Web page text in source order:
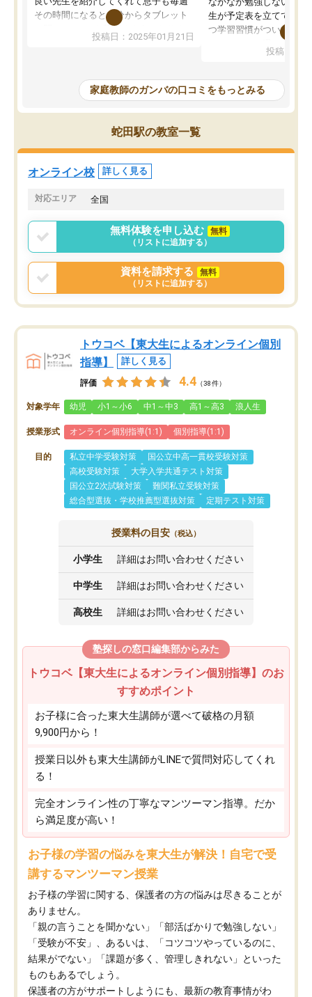
その時間になると自分からタブレット
を開いてzoomを繋げるようになりまし
た！5科目なんでもOKなのもとても気
めて1年ほどだった今では平均点以上の
科目が増えてきました！あと1年受験ま
であるので無料の週末教室を使用しな
がら頑張って欲しいと思います！
投稿日：2025年01月21日
生が予定表を立ててくれ
つ学習習慣がついてきま
指導が無い日も予定表
問できるのでとても助か
投稿日：
家庭教師のガンバの口コミをもっとみる
蛇田駅の教室一覧
オンライン校 詳しく見る
対応エリア 全国
無料体験を申し込む
無料
（リストに追加する）
資料を請求する
無料
（リストに追加する）
トウコベ【東大生によるオンライン個別
指導】
詳しく見る
評価 4.4 （38件）
対象学年 幼児 小1～小6 中1～中3 高1～高3 浪人生
授業形式 オンライン個別指導(1:1) 個別指導(1:1)
目的 私立中学受験対策
国公立中高一貫校受験対策
高校受験対策
大学入学共通テスト対策
国公立2次試験対策
難関私立受験対策
総合型選抜・学校推薦型選抜対策
定期テスト対策
授業料の目安 （税込）
小学生 詳細はお問い合わせください
中学生 詳細はお問い合わせください
高校生 詳細はお問い合わせください
塾探しの窓口編集部からみた
トウコベ【東大生によるオンライン個別指導】のお
すすめポイント
お子様に合った東大生講師が選べて破格の月額
9,900円から！
授業日以外も東大生講師がLINEで質問対応してくれ
る！
完全オンライン性の丁寧なマンツーマン指導。だか
ら満足度が高い！
お子様の学習の悩みを東大生が解決！自宅で受
講するマンツーマン授業
お子様の学習に関する、保護者の方の悩みは尽きることが
ありません。
「親の言うことを聞かない」「部活ばかりで勉強しない」
「受験が不安」、あるいは、「コツコツやっているのに、
結果がでない」「課題が多く、管理しきれない」といった
ものもあるでしょう。
保護者の方がサポートしようにも、最新の教育事情がわ